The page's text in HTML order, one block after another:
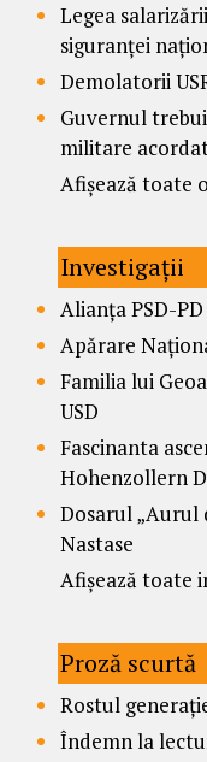
Legea
siguranței
Demolatorii
Guvernul
militare
Afișează toate
Investigații
Alianța PSD-
Apărare
Familia lui
USD
Fascinanta
Hohenzollern
Dosarul „Aurul
Nastase
Afișează toate
Proză scurtă
Rostul
Îndemn la